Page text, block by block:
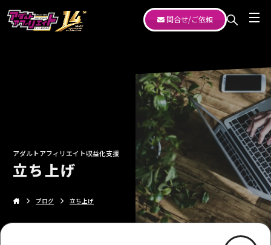
問合せ/ご依頼
アダルトアフィリエイト収益化支援
立ち上げ
ブログ 立ち上げ